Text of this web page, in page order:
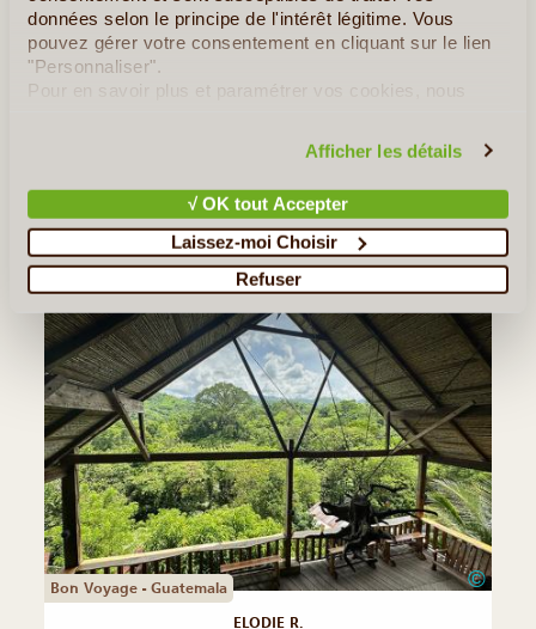
données selon le principe de l'intérêt légitime. Vous
pouvez gérer votre consentement en cliquant sur le lien
"Personnaliser".
Pour en savoir plus et paramétrer vos cookies, nous
Afficher les détails
√ OK tout Accepter
Laissez-moi Choisir
Refuser
Terra Guatemala
THIERY P.
DU 09/04/2024 AU 25/04/2024
avec le carnet mis à disposition avant le départ avec des
Lire la suite ≻
Bon Voyage - Guatemala ©
ELODIE R.